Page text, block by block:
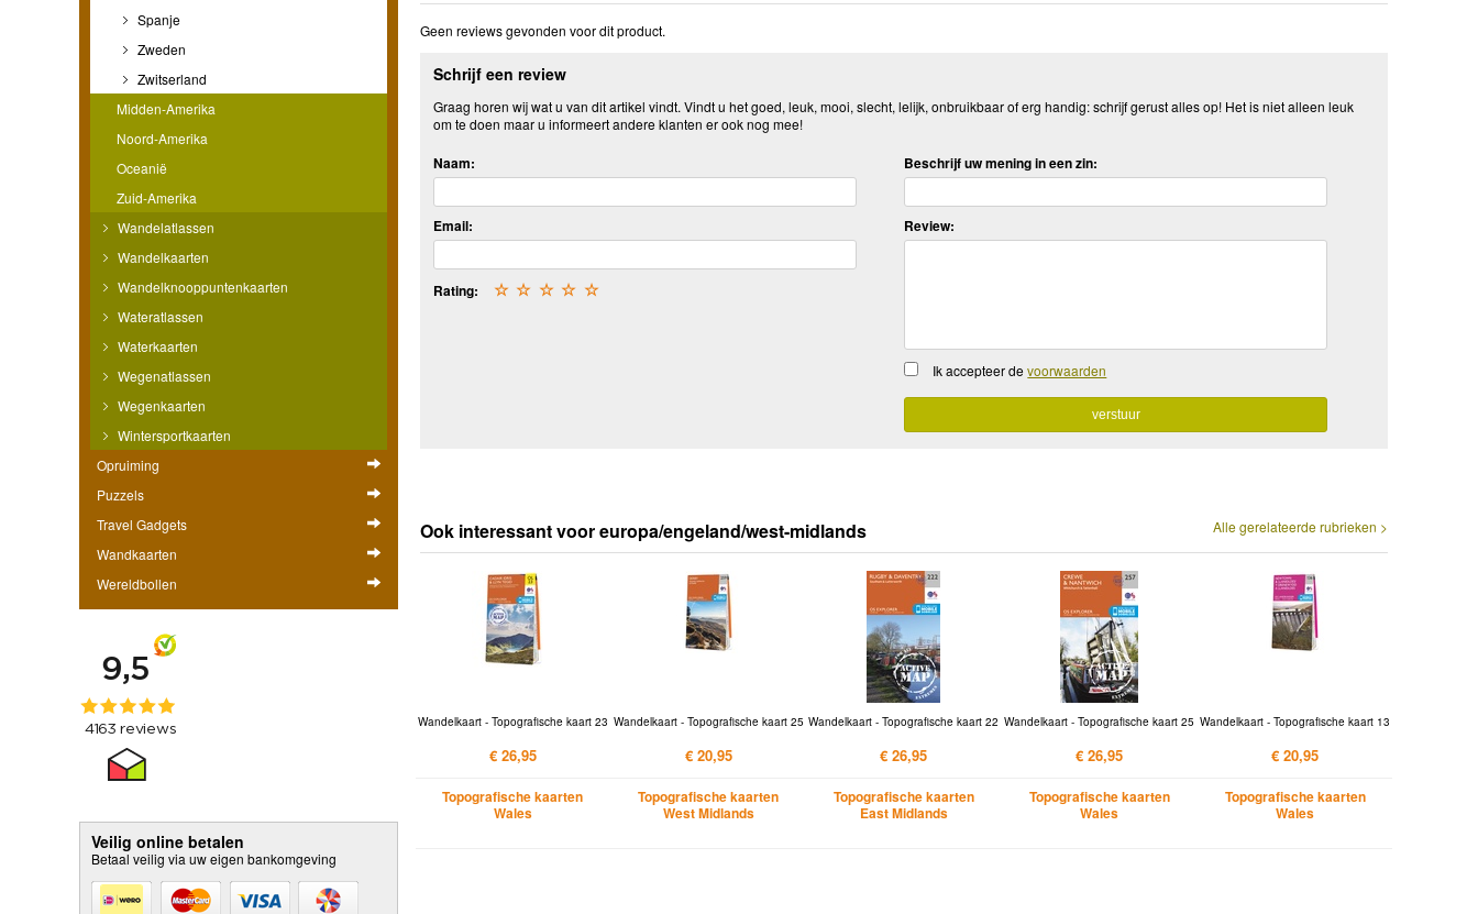
Spanje
Zweden
Zwitserland
Midden-Amerika
Noord-Amerika
Oceanië
Zuid-Amerika
Wandelatlassen
Wandelkaarten
Wandelknooppuntenkaarten
Wateratlassen
Waterkaarten
Wegenatlassen
Wegenkaarten
Wintersportkaarten
Opruiming
Puzzels
Travel Gadgets
Wandkaarten
Wereldbollen
Veilig online betalen
Betaal veilig via uw eigen bankomgeving
Geen reviews gevonden voor dit product.
Schrijf een review
Graag horen wij wat u van dit artikel vindt. Vindt u het goed, leuk, mooi, slecht, lelijk, onbruikbaar of erg handig: schrijf gerust alles op! Het is niet alleen leuk
om te doen maar u informeert andere klanten er ook nog mee!
Naam:
Email:
Rating: ☆
☆
☆
☆
☆
Beschrijf uw mening in een zin:
Review:
Ik accepteer devoorwaarden
Alle gerelateerde rubrieken >
Ook interessant voor europa/engeland/west-midlands
Wandelkaart - Topografische kaart 23
€ 26,95
Topografische kaarten
Wales
Wandelkaart - Topografische kaart 25
€ 20,95
Topografische kaarten
West Midlands
Wandelkaart - Topografische kaart 22
€ 26,95
Topografische kaarten
East Midlands
Wandelkaart - Topografische kaart 25
€ 26,95
Topografische kaarten
Wales
Wandelkaart - Topografische kaart 13
€ 20,95
Topografische kaarten
Wales